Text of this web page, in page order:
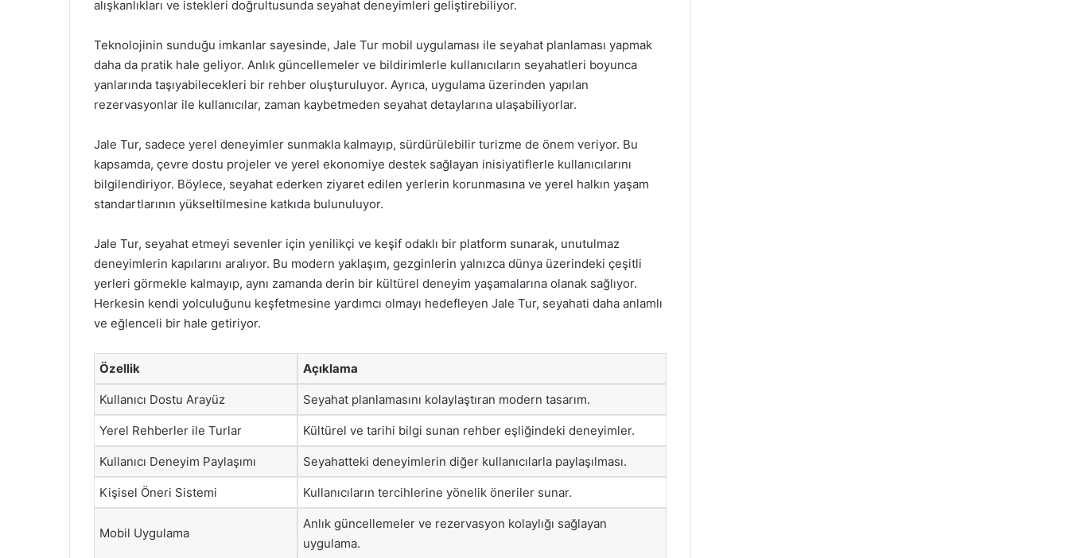
alışkanlıkları ve istekleri doğrultusunda seyahat deneyimleri geliştirebiliyor.
Teknolojinin sunduğu imkanlar sayesinde, Jale Tur mobil uygulaması ile seyahat planlaması yapmak
daha da pratik hale geliyor. Anlık güncellemeler ve bildirimlerle kullanıcıların seyahatleri boyunca
yanlarında taşıyabilecekleri bir rehber oluşturuluyor. Ayrıca, uygulama üzerinden yapılan
rezervasyonlar ile kullanıcılar, zaman kaybetmeden seyahat detaylarına ulaşabiliyorlar.
Jale Tur, sadece yerel deneyimler sunmakla kalmayıp, sürdürülebilir turizme de önem veriyor. Bu
kapsamda, çevre dostu projeler ve yerel ekonomiye destek sağlayan inisiyatiflerle kullanıcılarını
bilgilendiriyor. Böylece, seyahat ederken ziyaret edilen yerlerin korunmasına ve yerel halkın yaşam
standartlarının yükseltilmesine katkıda bulunuluyor.
Jale Tur, seyahat etmeyi sevenler için yenilikçi ve keşif odaklı bir platform sunarak, unutulmaz
deneyimlerin kapılarını aralıyor. Bu modern yaklaşım, gezginlerin yalnızca dünya üzerindeki çeşitli
yerleri görmekle kalmayıp, aynı zamanda derin bir kültürel deneyim yaşamalarına olanak sağlıyor.
Herkesin kendi yolculuğunu keşfetmesine yardımcı olmayı hedefleyen Jale Tur, seyahati daha anlamlı
ve eğlenceli bir hale getiriyor.
Özellik Açıklama
Kullanıcı Dostu Arayüz Seyahat planlamasını kolaylaştıran modern tasarım.
Yerel Rehberler ile Turlar Kültürel ve tarihi bilgi sunan rehber eşliğindeki deneyimler.
Kullanıcı Deneyim Paylaşımı Seyahatteki deneyimlerin diğer kullanıcılarla paylaşılması.
Kişisel Öneri Sistemi Kullanıcıların tercihlerine yönelik öneriler sunar.
Mobil Uygulama
Anlık güncellemeler ve rezervasyon kolaylığı sağlayan
uygulama.